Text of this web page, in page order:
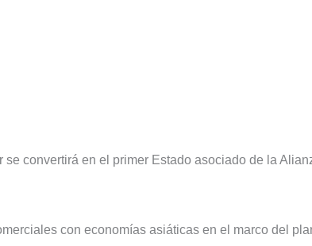
convertirá en el primer Estado asociado de la
con economías asiáticas en el marco del